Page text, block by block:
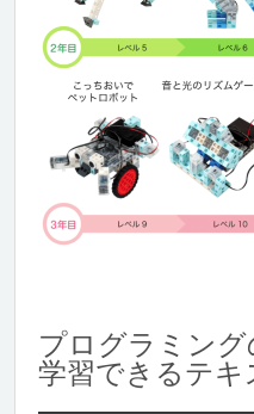
プログラミング
学習できるテキ